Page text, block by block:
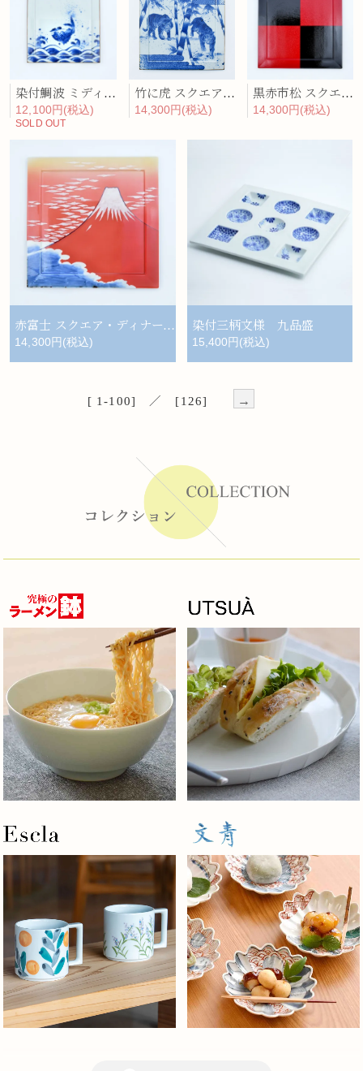
染付鯛波 ミディアム・プレート
12,100円(税込)
SOLD OUT
竹に虎 スクエア・ディナープレート
14,300円(税込)
黒赤市松 スクエア・ディナープレート
14,300円(税込)
赤富士 スクエア・ディナープレート
14,300円(税込)
染付三柄文様 九品盛
15,400円(税込)
[ 1-100] ／ [126] →